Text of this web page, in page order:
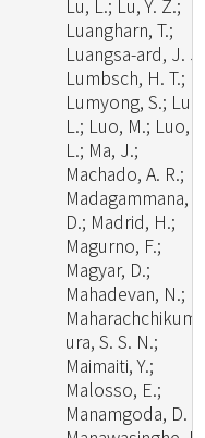
Lu, L.; Lu, Y. Z.;
Luangharn, T.;
Luangsa-ard, J.
Lumbsch, H. T.;
Lumyong, S.;
L.; Luo, M.; Luo,
L.; Ma, J.;
Machado, A. R.;
Madagammana,
D.; Madrid, H.;
Magurno, F.;
Magyar, D.;
Mahadevan, N.;
ura, S. S. N.;
Maimaiti, Y.;
Malosso, E.;
Manamgoda, D.